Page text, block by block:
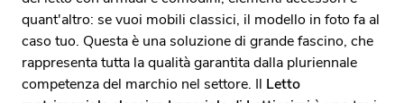
quant'altro: se vuoi mobili classici, il modello in foto fa al
caso tuo. Questa è una soluzione di grande fascino, che
rappresenta tutta la qualità garantita dalla pluriennale
competenza del marchio nel settore. Il Letto